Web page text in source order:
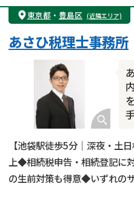
東京都 ・ 豊島区 (近隣エリア)
あさひ税理士事務所
【池袋駅徒歩5分｜深夜・土
上◆相続税申告・相続登記に
の生前対策も得意◆いずれの
すい◆豊島区・板橋区・練馬